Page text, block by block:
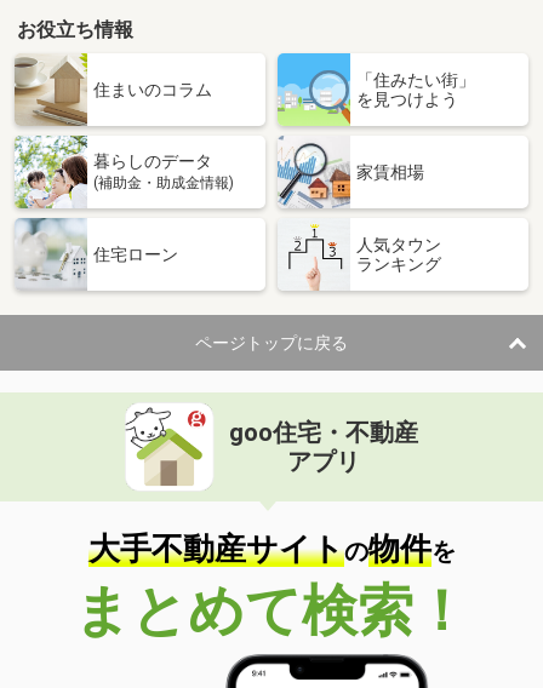
お役立ち情報
住まいのコラム
「住みたい街」
を見つけよう
暮らしのデータ
(補助金・助成金情報)
家賃相場
住宅ローン
人気タウン
ランキング
ページトップに戻る
goo住宅・不動産
アプリ
大手不動産サイトの物件を
まとめて検索！